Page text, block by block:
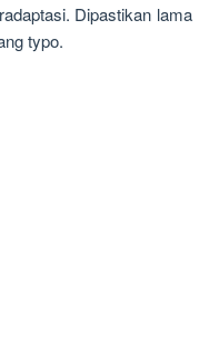
Dipastikan lama
typo.